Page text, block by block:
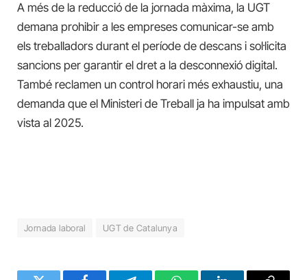
A més de la reducció de la jornada màxima, la UGT
demana prohibir a les empreses comunicar-se amb
els treballadors durant el període de descans i sol·licita
sancions per garantir el dret a la desconnexió digital.
També reclamen un control horari més exhaustiu, una
demanda que el Ministeri de Treball ja ha impulsat amb
vista al 2025.
Jornada laboral UGT de Catalunya